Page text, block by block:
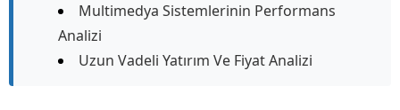
Multimedya Sistemlerinin Performans
Analizi
Uzun Vadeli Yatırım Ve Fiyat Analizi